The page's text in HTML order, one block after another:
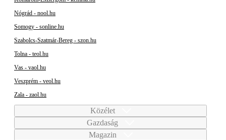
Nógrád - nool.hu
Somogy - sonline.hu
Szabolcs-Szatmár-Bereg - szon.hu
Tolna - teol.hu
Vas - vaol.hu
Veszprém - veol.hu
Zala - zaol.hu
Közélet
Gazdaság
Magazin